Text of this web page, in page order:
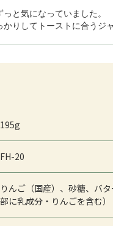
と気になっていました。
りしてトーストに合うジ
195g
FH-20
りんご（国産）、砂糖、バ
部に乳成分・りんごを含む）